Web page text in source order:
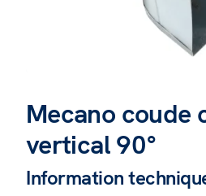
Mecano coude
vertical 90°
Information